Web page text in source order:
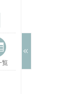
覧